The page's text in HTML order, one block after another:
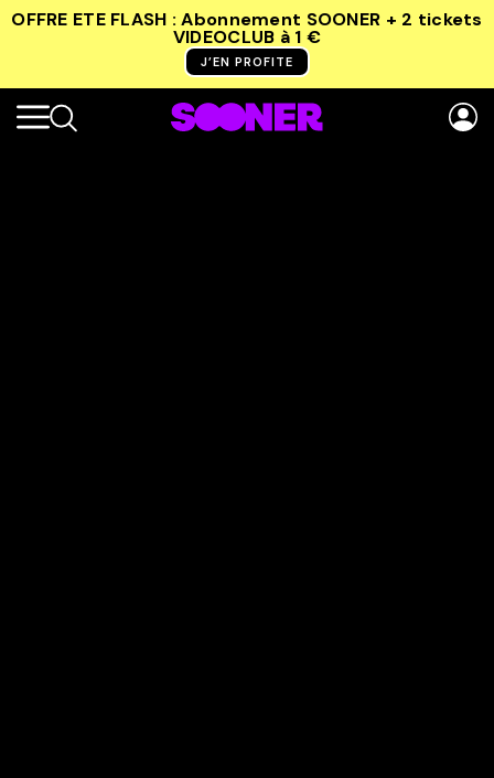
OFFRE ETE FLASH : Abonnement SOONER + 2 tickets
VIDEOCLUB à 1 €
J’EN PROFITE